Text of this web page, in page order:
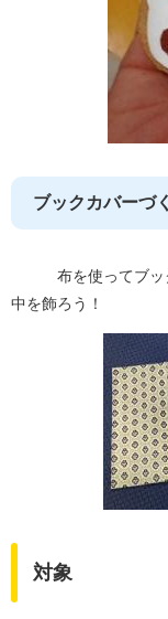
ブックカバー
布を使ってブック
中を飾ろう！
対象